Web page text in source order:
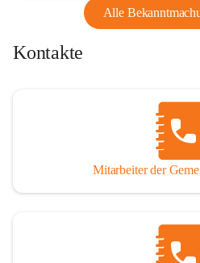
Alle
Kontakte
Mitarbeiter der